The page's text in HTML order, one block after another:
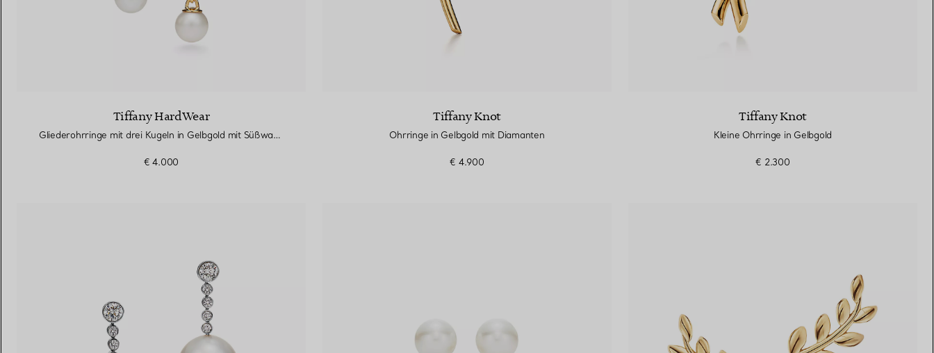
Tiffany HardWear
Gliederohrringe mit drei Kugeln in Gelbgold mit Süßwasserperlen
€ 4.000
Tiffany Knot
Ohrringe in Gelbgold mit Diamanten
€ 4.900
Tiffany Knot
Kleine Ohrringe in Gelbgold
€ 2.300